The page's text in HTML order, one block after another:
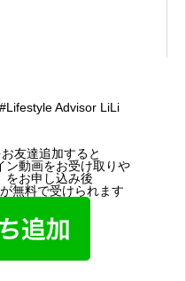
Advisor LiLi
友達追加すると
ン動画をお受け取りや
をお申し込み後
無料で受けられます